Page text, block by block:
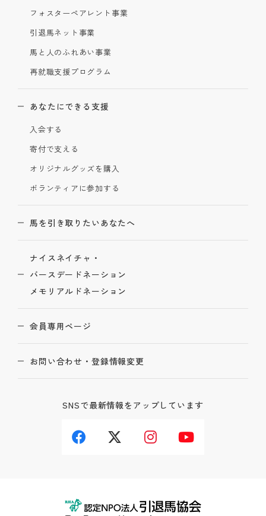
フォスターペアレント事業
引退馬ネット事業
馬と人のふれあい事業
再就職支援プログラム
あなたにできる支援
入会する
寄付で支える
オリジナルグッズを購入
ボランティアに参加する
馬を引き取りたいあなたへ
ナイスネイチャ・
バースデードネーション
メモリアルドネーション
会員専用ページ
お問い合わせ・登録情報変更
SNSで最新情報をアップしています